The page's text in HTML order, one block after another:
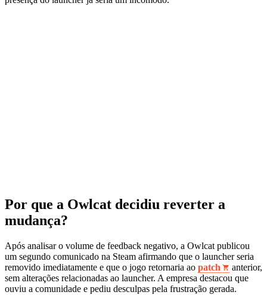
Por que a Owlcat decidiu reverter a
mudança?
Após analisar o volume de feedback negativo, a Owlcat publicou
um segundo comunicado na Steam afirmando que o launcher seria
removido imediatamente e que o jogo retornaria ao patch
anterior,
sem alterações relacionadas ao launcher. A empresa destacou que
ouviu a comunidade e pediu desculpas pela frustração gerada.